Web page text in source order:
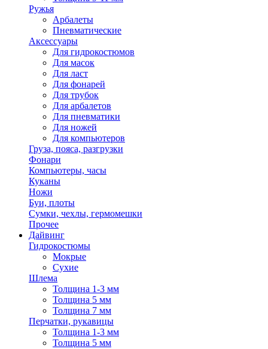
Ружья
Арбалеты
Пневматические
Аксессуары
Для гидрокостюмов
Для масок
Для ласт
Для фонарей
Для трубок
Для арбалетов
Для пневматики
Для ножей
Для компьютеров
Груза, пояса, разгрузки
Фонари
Компьютеры, часы
Куканы
Ножи
Буи, плоты
Сумки, чехлы, гермомешки
Прочее
Дайвинг
Гидрокостюмы
Мокрые
Сухие
Шлема
Толщина 1-3 мм
Толщина 5 мм
Толщина 7 мм
Перчатки, рукавицы
Толщина 1-3 мм
Толщина 5 мм